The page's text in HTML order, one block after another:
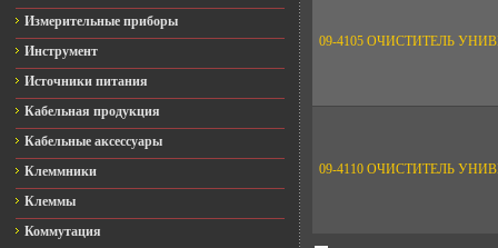
Измерительные приборы
Инструмент
Источники питания
Кабельная продукция
Кабельные аксессуары
Клеммники
Клеммы
Коммутация
09-4105 ОЧИСТИТЕЛЬ
09-4110 ОЧИСТИТЕЛЬ